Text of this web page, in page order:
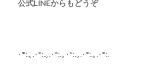
公式LINEからもどうぞ
･*:.｡.･*:.｡.･*:.｡･*:.｡.･*:.｡.･*:.